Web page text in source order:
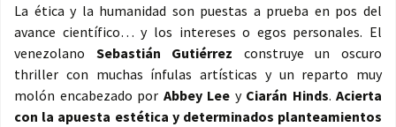
La ética y la humanidad son puestas a prueba en pos del
avance científico… y los intereses o egos personales. El
venezolano Sebastián Gutiérrez construye un oscuro
thriller con muchas ínfulas artísticas y un reparto muy
molón encabezado por Abbey Lee y Ciarán Hinds. Acierta
con la apuesta estética y determinados planteamientos